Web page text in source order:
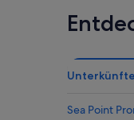
Unterkünfte
Sea Point